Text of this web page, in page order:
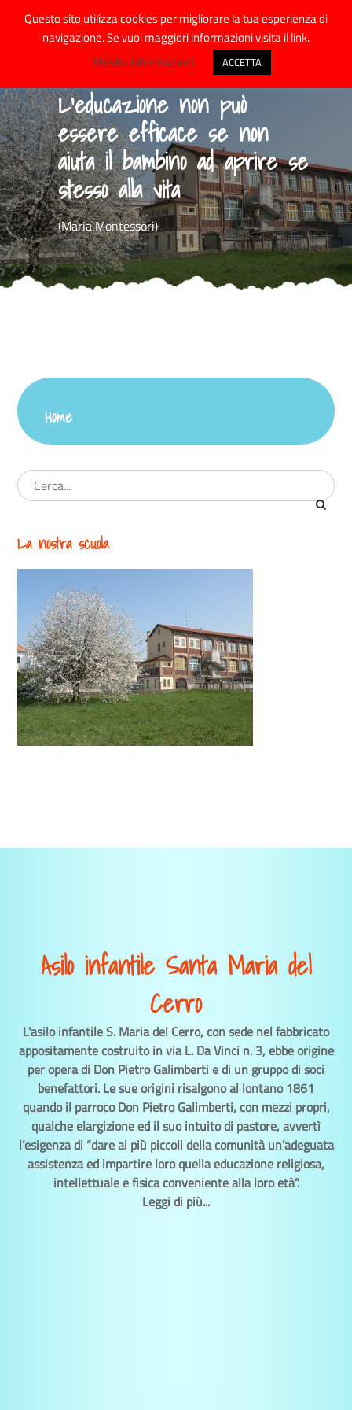
Quello che noi facciamo è
solo una goccia nell’oceano,
ma se non lo facessimo
l’oceano avrebbe una goccia
in meno
L’educazione non può
essere efficace se non
aiuta il bambino ad aprire se
stesso alla vita
(Maria Montessori)
L’educazione e’ l’arma più
potente che si possa usare
per cambiare il mondo
Home
La nostra scuola
Asilo infantile Santa Maria del
Cerro
L’asilo infantile S. Maria del Cerro, con sede nel fabbricato
appositamente costruito in via L. Da Vinci n. 3, ebbe origine
per opera di Don Pietro Galimberti e di un gruppo di soci
benefattori. Le sue origini risalgono al lontano 1861
quando il parroco Don Pietro Galimberti, con mezzi propri,
qualche elargizione ed il suo intuito di pastore, avvertì
l’esigenza di “dare ai più piccoli della comunità un’adeguata
assistenza ed impartire loro quella educazione religiosa,
intellettuale e fisica conveniente alla loro età”.
Leggi di più...
Questo sito utilizza cookies per migliorare la tua esperienza di
navigazione. Se vuoi maggiori informazioni visita il link.
Mostra informazioni
ACCETTA